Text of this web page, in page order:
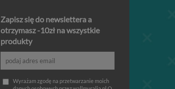
Zapisz się do newslettera a
otrzymasz -10zł na wszystkie
produkty
Wyrażam zgodę na przetwarzanie moich